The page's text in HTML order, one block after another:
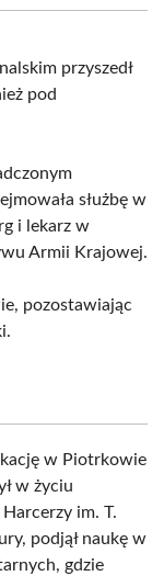
przyszedł
pod
służbę w
i lekarz w
Armii Krajowej.
pozostawiając
w Piotrkowie
w życiu
im. T.
podjął naukę w
gdzie